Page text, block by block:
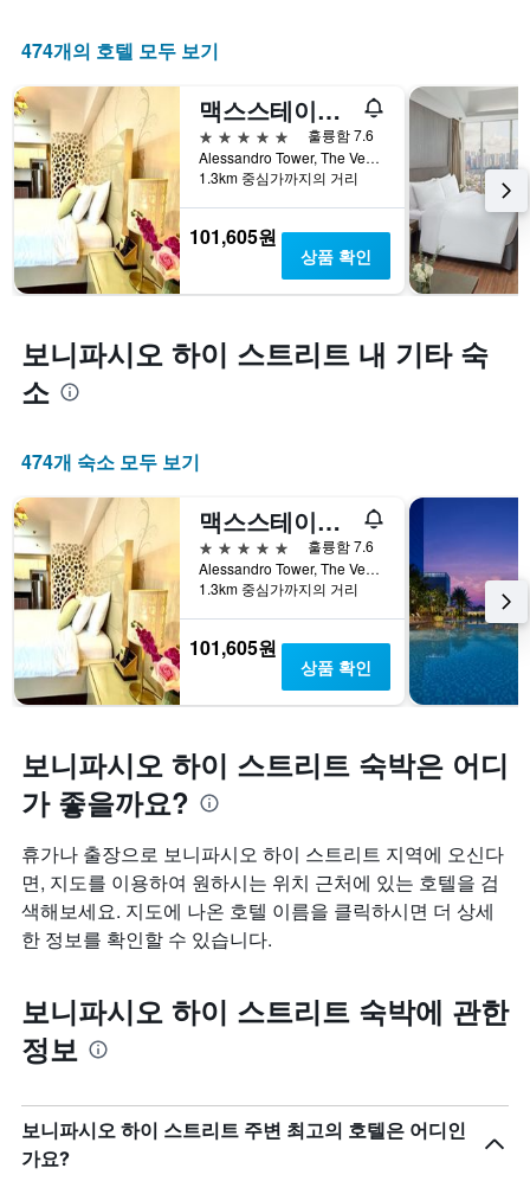
474개의 호텔 모두 보기
맥스스테이즈 - 맥스 파빌리온 더 베니스 레지던스 타워 A
5성급
훌륭함 7.6
Alessandro Tower, The Venice Residences, Florence Way, Mckinley Hills, 타구이그, 필리핀
1.3km 중심가까지의 거리
101,605원
상품 확인
보니파시오 하이 스트리트 내 기타 숙
소
474개 숙소 모두 보기
맥스스테이즈 - 맥스 파빌리온 더 베니스 레지던스 타워 A
5성급
훌륭함 7.6
Alessandro Tower, The Venice Residences, Florence Way, Mckinley Hills, 타구이그, 필리핀
1.3km 중심가까지의 거리
101,605원
상품 확인
보니파시오 하이 스트리트 숙박은 어디
가 좋을까요?
휴가나 출장으로 보니파시오 하이 스트리트 지역에 오신다
면, 지도를 이용하여 원하시는 위치 근처에 있는 호텔을 검
색해보세요. 지도에 나온 호텔 이름을 클릭하시면 더 상세
한 정보를 확인할 수 있습니다.
보니파시오 하이 스트리트 숙박에 관한
정보
보니파시오 하이 스트리트 주변 최고의 호텔은 어디인
가요?